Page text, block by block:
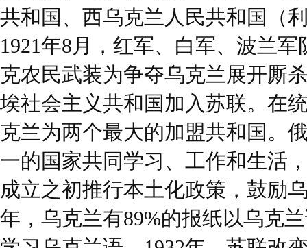
共和国、西乌克兰人民共和国（
1921年8月，红军、白军、波兰
克农民武装为争夺乌克兰展开厮
埃社会主义共和国加入苏联。在
克兰为两个最大的加盟共和国。
一的国家共同学习、工作和生活
成立之初推行本土化政策，鼓励
年，乌克兰有89%的报纸以乌克